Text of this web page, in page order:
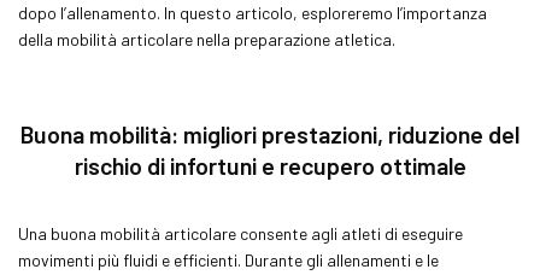
dopo l’allenamento. In questo articolo, esploreremo l’importanza
della mobilità articolare nella preparazione atletica.
Buona mobilità: migliori prestazioni, riduzione del
rischio di infortuni e recupero ottimale
Una buona mobilità articolare consente agli atleti di eseguire
movimenti più fluidi e efficienti. Durante gli allenamenti e le